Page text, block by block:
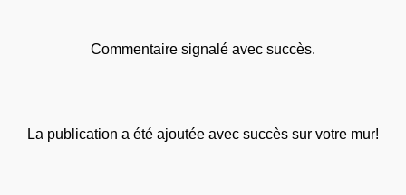
Commentaire signalé avec succès.
La publication a été ajoutée avec succès sur votre mur!